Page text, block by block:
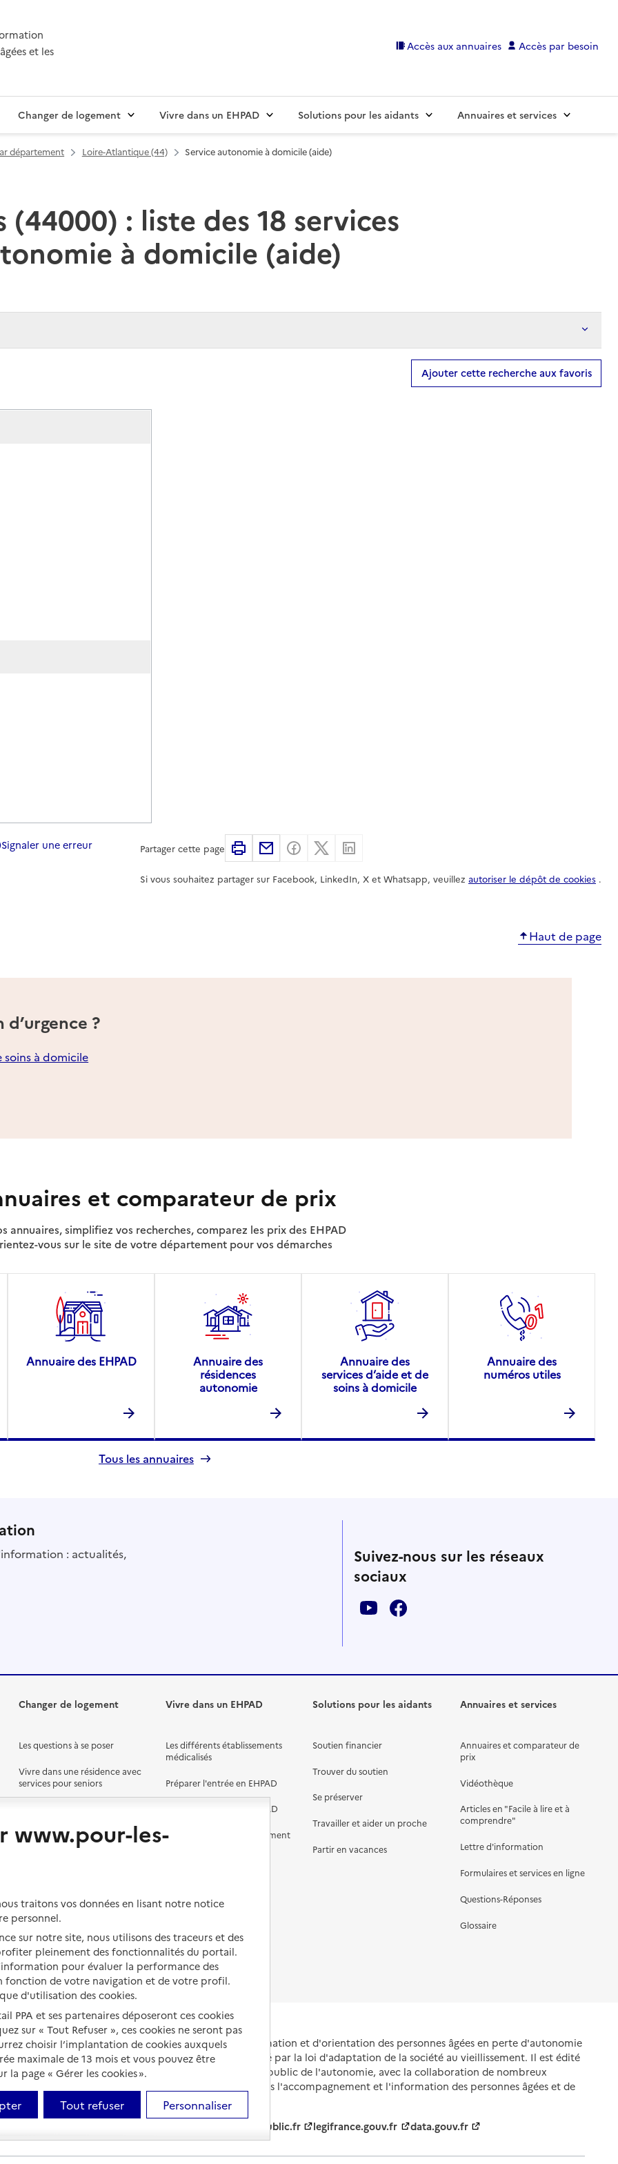
et les
Accès aux annuaires Accès par besoin
Changer de logement Vivre dans un EHPAD Solutions pour les aidants Annuaires et services
département Loire-Atlantique (44) Service autonomie à domicile (aide)
(44000) : liste des 18 services
à domicile (aide)
Ajouter cette recherche aux favoris
Signaler une erreur Partager cette page ImprimerPartager par email
Partager sur Facebook
Partager sur X
Si vous souhaitez partager sur Facebook, LinkedIn, X et Whatsapp, veuillez autoriser le dépôt de cookies .
Haut de page
?
soins à domicile
et comparateur de prix
annuaires, simplifiez vos recherches, comparez les prix des EHPAD
vous sur le site de votre département pour vos démarches
Annuaire des EHPAD
Annuaire des
résidences
autonomie
Annuaire des
services d’aide et de
soins à domicile
Annuaire des
numéros utiles
Tous les annuaires
: actualités,
Suivez-nous sur les réseaux
sociaux
Changer de logement
Les questions à se poser
Vivre dans une résidence avec
services pour seniors
Vivre en accueil familial
Vivre dans un EHPAD
Les différents établissements
médicalisés
Préparer l'entrée en EHPAD
Aides financières en EHPAD
Prévention, accompagnement
Droits en EHPAD
Fin de vie en EHPAD
Solutions pour les aidants
Soutien financier
Trouver du soutien
Se préserver
Travailler et aider un proche
Partir en vacances
Annuaires et services
Annuaires et comparateur de
prix
Vidéothèque
Articles en "Facile à lire et à
comprendre"
Lettre d'information
Formulaires et services en ligne
Questions-Réponses
Glossaire
Portail national d'information et d'orientation des personnes âgées en perte d'autonomie
et de leurs proches, créé par la loi d'adaptation de la société au vieillissement. Il est édité
et animé par le Service public de l'autonomie, avec la collaboration de nombreux
partenaires engagés dans l'accompagnement et l'information des personnes âgées et de
leurs aidants.
service-public.fr legifrance.gouv.fr data.gouv.fr
www.pour-les-
traitons vos données en lisant notre notice
personnel.
sur notre site, nous utilisons des traceurs et des
pleinement des fonctionnalités du portail.
pour évaluer la performance des
fonction de votre navigation et de votre profil.
d'utilisation des cookies.
PPA et ses partenaires déposeront ces cookies
sur « Tout Refuser », ces cookies ne seront pas
choisir l’implantation de cookies auxquels
maximale de 13 mois et vous pouvez être
page « Gérer les cookies ».
Tout refuser Personnaliser